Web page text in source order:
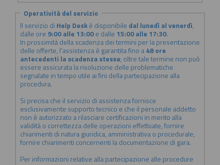
Operatività del servizio
Il servizio di Help Deskè disponibile dal lunedì al venerdì,
dalle ore 9:00 alle 13:00e dalle 15:00 alle 17:30.
In prossimità della scadenza dei termini per la presentazione
delle offerte, l'assistenza è garantita fino a48 ore
antecedenti la scadenza stessa; oltre tale termine non può
essere assicurata la risoluzione delle problematiche
segnalate in tempo utile ai fini della partecipazione alla
procedura.
Si precisa che il servizio di assistenza fornisce
esclusivamente supporto tecnico e che il personale addetto
non è autorizzato a rilasciare certificazioni in merito alla
validità o correttezza delle operazioni effettuate, fornire
chiarimenti di natura giuridica, amministrativa o procedurale,
fornire chiarimenti concernenti la documentazione di gara.
Per informazioni relative alla partecipazione alle procedure